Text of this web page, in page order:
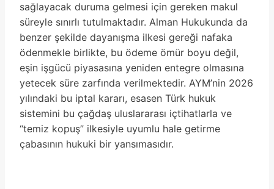
sağlayacak duruma gelmesi için gereken makul
süreyle sınırlı tutulmaktadır. Alman Hukukunda da
benzer şekilde dayanışma ilkesi gereği nafaka
ödenmekle birlikte, bu ödeme ömür boyu değil,
eşin işgücü piyasasına yeniden entegre olmasına
yetecek süre zarfında verilmektedir. AYM’nin 2026
yılındaki bu iptal kararı, esasen Türk hukuk
sistemini bu çağdaş uluslararası içtihatlarla ve
“temiz kopuş” ilkesiyle uyumlu hale getirme
çabasının hukuki bir yansımasıdır.